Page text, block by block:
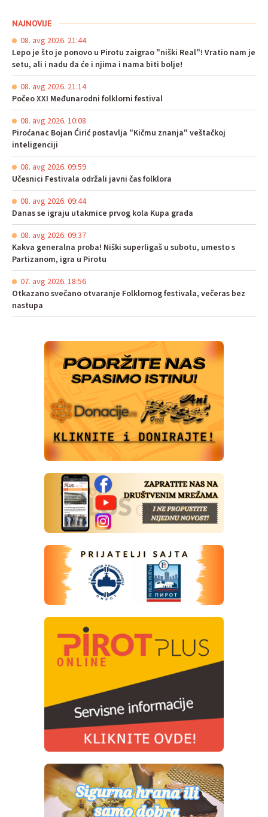
NAJNOVIJE
08. avg 2026. 21:44
Lepo je što je ponovo u Pirotu zaigrao "niški Real"! Vratio nam je
setu, ali i nadu da će i njima i nama biti bolje!
08. avg 2026. 21:14
Počeo XXI Međunarodni folklorni festival
08. avg 2026. 10:08
Piroćanac Bojan Ćirić postavlja "Kičmu znanja" veštačkoj
inteligenciji
08. avg 2026. 09:59
Učesnici Festivala održali javni čas folklora
08. avg 2026. 09:44
Danas se igraju utakmice prvog kola Kupa grada
08. avg 2026. 09:37
Kakva generalna proba! Niški superligaš u subotu, umesto s
Partizanom, igra u Pirotu
07. avg 2026. 18:56
Otkazano svečano otvaranje Folklornog festivala, večeras bez
nastupa